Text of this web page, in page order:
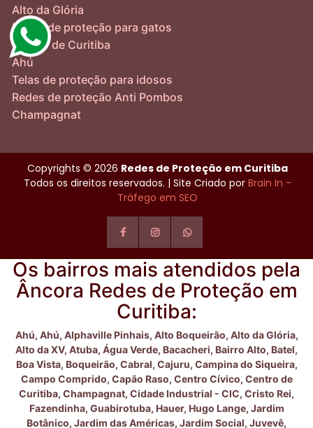
Alto da Glória
Redes de proteção para gatos
Centro de Curitiba
Ahú
Telas de proteção para idosos
Redes de proteção Anti Pombos
Champagnat
Copyrights © 2026 Redes de Proteção em Curitiba
Todos os direitos reservados. | Site Criado por Brain In -
Tráfego em SEO
Os bairros mais atendidos pela
Âncora Redes de Proteção em
Curitiba:
Ahú, Ahú, Alphaville Pinhais, Alto Boqueirão, Alto da Glória,
Alto da XV, Atuba, Água Verde, Bacacheri, Bairro Alto, Batel,
Boa Vista, Boqueirão, Cabral, Cajuru, Campina do Siqueira,
Campo Comprido, Capão Raso, Centro Cívico, Centro de
Curitiba, Champagnat, Cidade Industrial - CIC, Cristo Rei,
Fazendinha, Guabirotuba, Hauer, Hugo Lange, Jardim
Botânico, Jardim das Américas, Jardim Social, Juvevê,